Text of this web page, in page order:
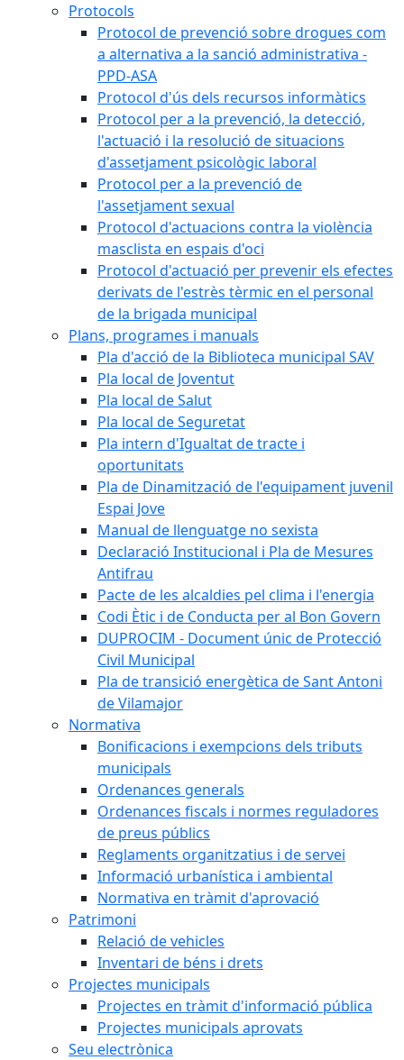
Protocols
Protocol de prevenció sobre drogues com
a alternativa a la sanció administrativa -
PPD-ASA
Protocol d'ús dels recursos informàtics
Protocol per a la prevenció, la detecció,
l'actuació i la resolució de situacions
d'assetjament psicològic laboral
Protocol per a la prevenció de
l'assetjament sexual
Protocol d'actuacions contra la violència
masclista en espais d'oci
Protocol d'actuació per prevenir els efectes
derivats de l'estrès tèrmic en el personal
de la brigada municipal
Plans, programes i manuals
Pla d'acció de la Biblioteca municipal SAV
Pla local de Joventut
Pla local de Salut
Pla local de Seguretat
Pla intern d'Igualtat de tracte i
oportunitats
Pla de Dinamització de l'equipament juvenil
Espai Jove
Manual de llenguatge no sexista
Declaració Institucional i Pla de Mesures
Antifrau
Pacte de les alcaldies pel clima i l'energia
Codi Ètic i de Conducta per al Bon Govern
DUPROCIM - Document únic de Protecció
Civil Municipal
Pla de transició energètica de Sant Antoni
de Vilamajor
Normativa
Bonificacions i exempcions dels tributs
municipals
Ordenances generals
Ordenances fiscals i normes reguladores
de preus públics
Reglaments organitzatius i de servei
Informació urbanística i ambiental
Normativa en tràmit d'aprovació
Patrimoni
Relació de vehicles
Inventari de béns i drets
Projectes municipals
Projectes en tràmit d'informació pública
Projectes municipals aprovats
Seu electrònica